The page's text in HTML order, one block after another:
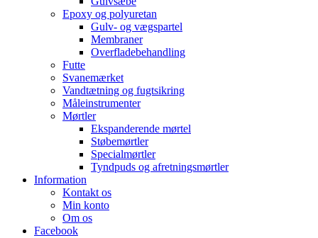
Epoxy og polyuretan
Gulv- og vægspartel
Membraner
Overfladebehandling
Futte
Svanemærket
Vandtætning og fugtsikring
Måleinstrumenter
Mørtler
Ekspanderende mørtel
Støbemørtler
Specialmørtler
Tyndpuds og afretningsmørtler
Information
Kontakt os
Min konto
Om os
Facebook